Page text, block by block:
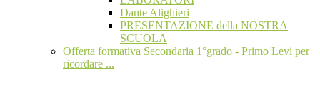
Dante Alighieri
PRESENTAZIONE della NOSTRA
SCUOLA
Offerta formativa Secondaria 1°grado - Primo Levi per
ricordare ...